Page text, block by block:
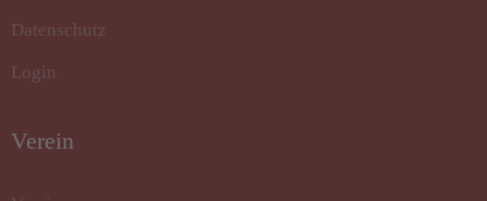
Datenschutz
Login
Verein